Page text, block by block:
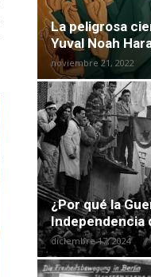
La peligrosa
Yuval Noah
noviembre 21, 2022
¿Por qué la
Independencia
diciembre 17, 2024